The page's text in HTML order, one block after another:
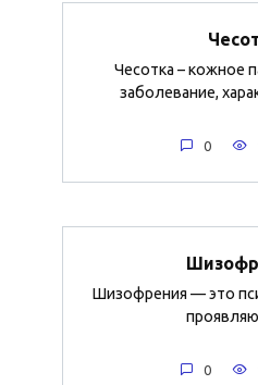
Чесотка – кожное
заболевание,
0
Шизофрения — это
0